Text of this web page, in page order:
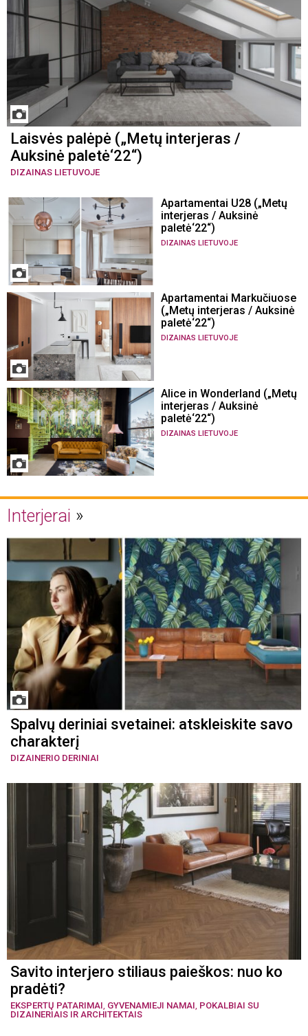
Laisvės palėpė („Metų interjeras /
Auksinė paletė‘22“)
DIZAINAS LIETUVOJE
Apartamentai U28 („Metų
interjeras / Auksinė
paletė‘22“)
DIZAINAS LIETUVOJE
Apartamentai Markučiuose
(„Metų interjeras / Auksinė
paletė‘22“)
DIZAINAS LIETUVOJE
Alice in Wonderland („Metų
interjeras / Auksinė
paletė‘22“)
DIZAINAS LIETUVOJE
Interjerai
Spalvų deriniai svetainei: atskleiskite savo
charakterį
DIZAINERIO DERINIAI
Savito interjero stiliaus paieškos: nuo ko
pradėti?
EKSPERTŲ PATARIMAI GYVENAMIEJI NAMAI POKALBIAI SU
DIZAINERIAIS IR ARCHITEKTAIS